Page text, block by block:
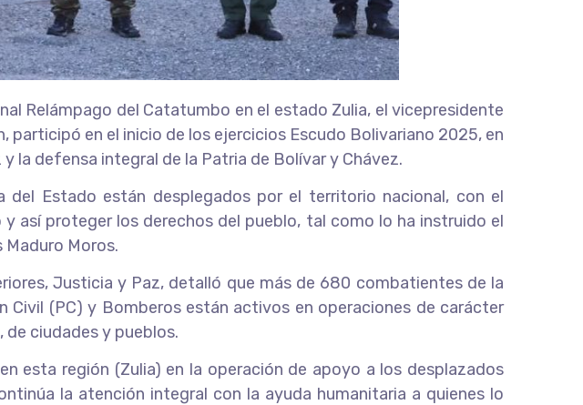
Relámpago del Catatumbo en el estado Zulia, el vicepresidente
participó en el inicio de los ejercicios Escudo Bolivariano 2025, en
la defensa integral de la Patria de Bolívar y Chávez.
del Estado están desplegados por el territorio nacional, con el
así proteger los derechos del pueblo, tal como lo ha instruido el
Moros.
Justicia y Paz, detalló que más de 680 combatientes de la
Civil (PC) y Bomberos están activos en operaciones de carácter
ciudades y pueblos.
esta región (Zulia) en la operación de apoyo a los desplazados
la atención integral con la ayuda humanitaria a quienes lo